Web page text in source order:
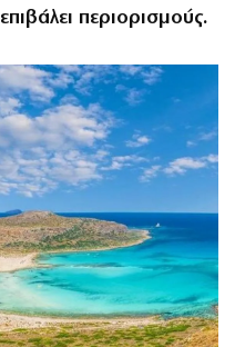
περιορισμούς.